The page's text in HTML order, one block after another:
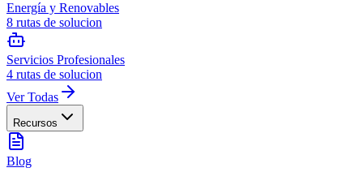
Energía y Renovables
8 rutas de solucion
Servicios Profesionales
4 rutas de solucion
Ver Todas
Recursos
Blog